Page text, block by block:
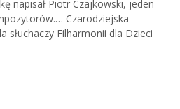
napisał Piotr Czajkowski, jeden
Czarodziejska
słuchaczy Filharmonii dla Dzieci